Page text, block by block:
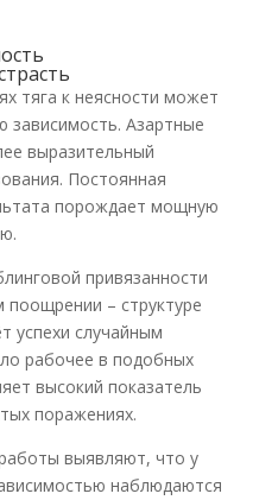
тяга к неясности может
зависимость. Азартные
выразительный
Постоянная
порождает мощную
привязанности
– структуре
успехи случайным
рабочее в подобных
высокий показатель
поражениях.
выявляют, что у
наблюдаются